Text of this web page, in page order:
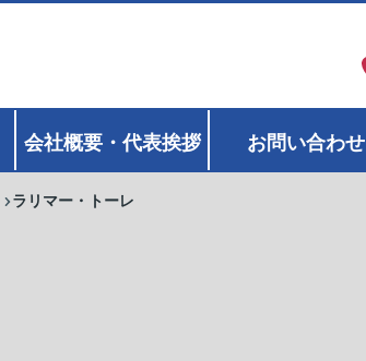
会社概要・代表挨拶 お問い合わせ
ラリマー・トーレ